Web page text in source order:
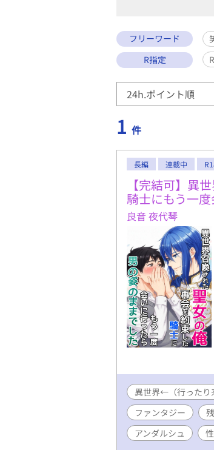
フリーワード
R指定
1 件
長編 連載中
【完結可】異
騎士にもう一
良音 夜代琴
異世界←（行った
ファンタジー
アンダルシュ